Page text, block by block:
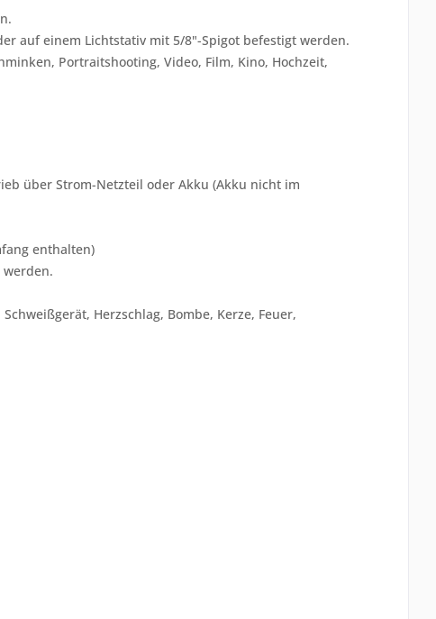
auf einem Lichtstativ mit 5/8"-Spigot befestigt werden.
Portraitshooting, Video, Film, Kino, Hochzeit,
über Strom-Netzteil oder Akku (Akku nicht im
enthalten)
Herzschlag, Bombe, Kerze, Feuer,